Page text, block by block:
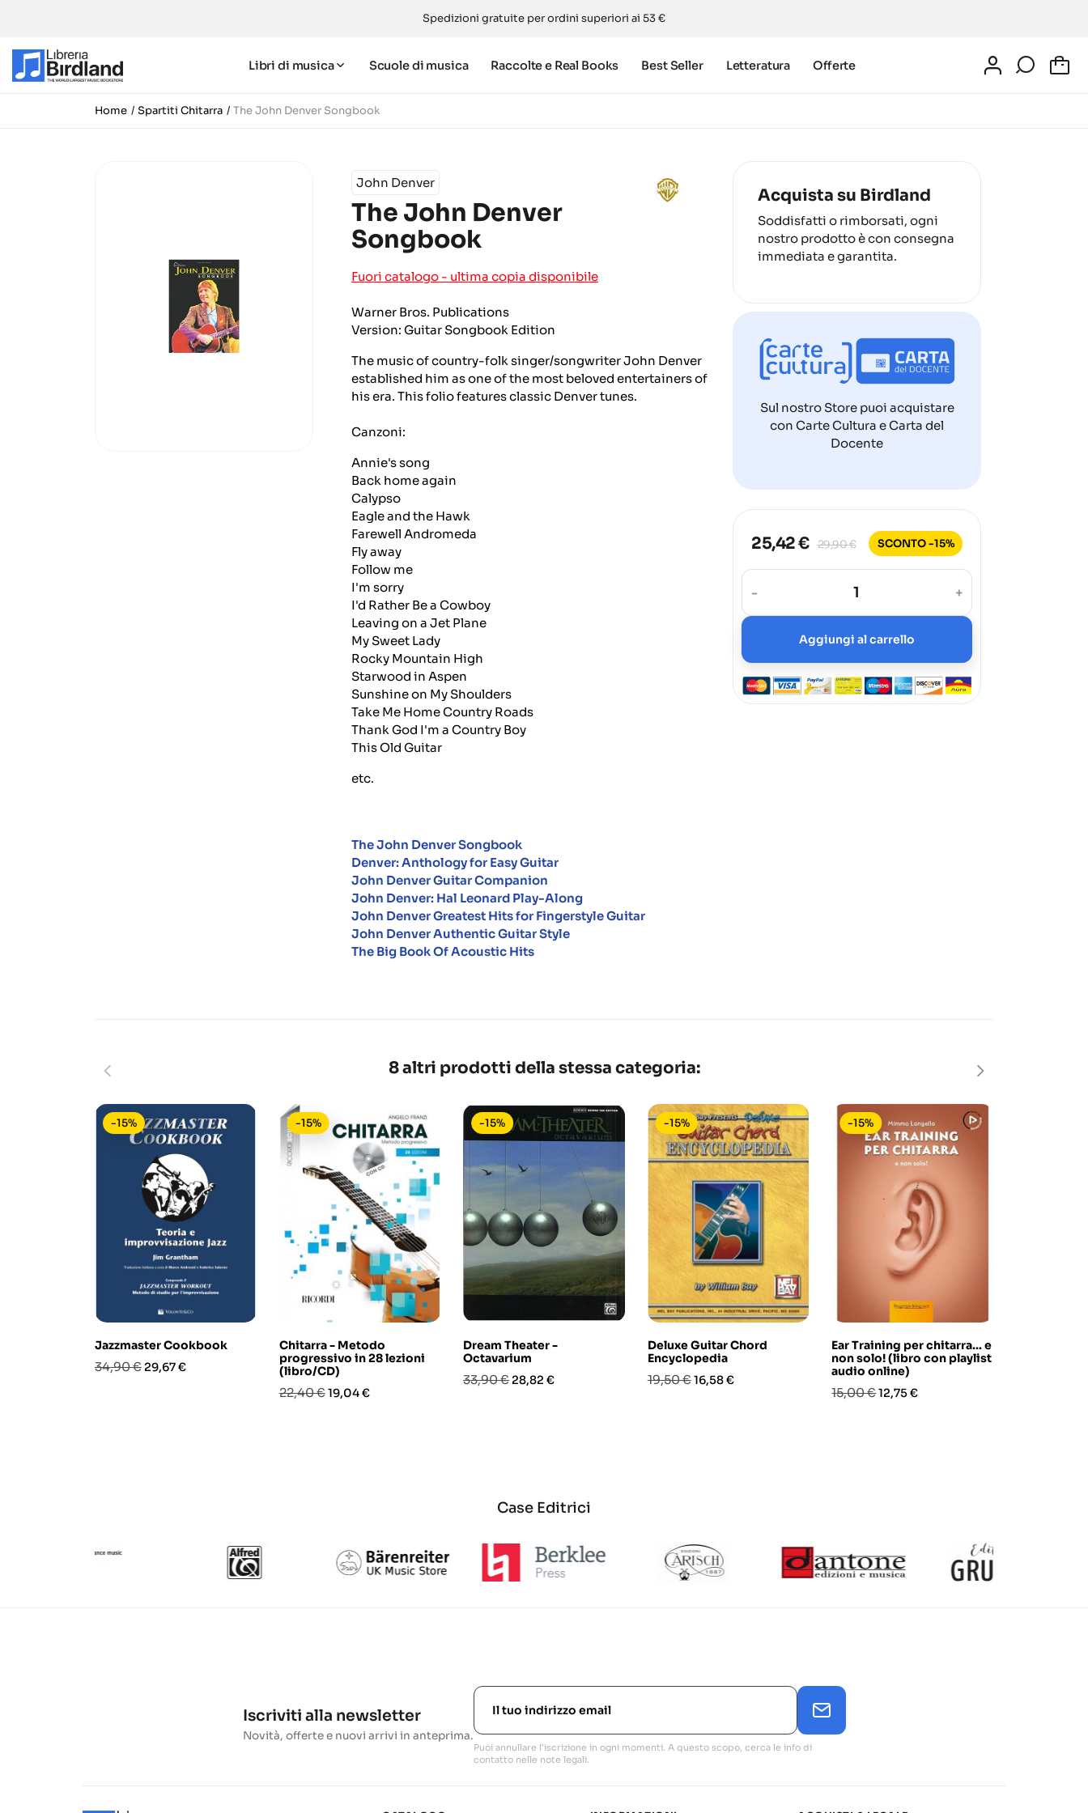
Spedizioni gratuite per ordini superiori ai 53 €
Libri di musica Scuole di musica Raccolte e Real Books Best Seller Letteratura Offerte
Home Spartiti Chitarra The John Denver Songbook
John Denver
The John Denver
Songbook
Fuori catalogo - ultima copia disponibile
Warner Bros. Publications
Version: Guitar Songbook Edition
The music of country-folk singer/songwriter John Denver
established him as one of the most beloved entertainers of
his era. This folio features classic Denver tunes.
Canzoni:
Annie's song
Back home again
Calypso
Eagle and the Hawk
Farewell Andromeda
Fly away
Follow me
I'm sorry
I'd Rather Be a Cowboy
Leaving on a Jet Plane
My Sweet Lady
Rocky Mountain High
Starwood in Aspen
Sunshine on My Shoulders
Take Me Home Country Roads
Thank God I'm a Country Boy
This Old Guitar
etc.
The John Denver Songbook
Denver: Anthology for Easy Guitar
John Denver Guitar Companion
John Denver: Hal Leonard Play-Along
John Denver Greatest Hits for Fingerstyle Guitar
John Denver Authentic Guitar Style
The Big Book Of Acoustic Hits
Acquista su Birdland
Soddisfatti o rimborsati, ogni
nostro prodotto è con consegna
immediata e garantita.
Sul nostro Store puoi acquistare
con Carte Cultura e Carta del
Docente
25,42 € 29,90 € SCONTO -15%
- +
Aggiungi al carrello
8 altri prodotti della stessa categoria:
Jazzmaster Cookbook
Prezzo
34,90 € Prezzo
29,67 €
-15%
Chitarra - Metodo
progressivo in 28 lezioni
(libro/CD)
Prezzo
22,40 €Prezzo
19,04 €
-15%
Dream Theater -
Octavarium
Prezzo
33,90 € Prezzo
28,82 €
-15%
Deluxe Guitar Chord
Encyclopedia
Prezzo
19,50 €Prezzo
16,58 €
-15%
Ear Training per chitarra… e
non solo! (libro con playlist
audio online)
Prezzo
15,00 €Prezzo
12,75 €
-15%
Case Editrici
Iscriviti alla newsletter
Novità, offerte e nuovi arrivi in anteprima.
Puoi annullare l'iscrizione in ogni momenti. A questo scopo, cerca le info di
contatto nelle note legali.